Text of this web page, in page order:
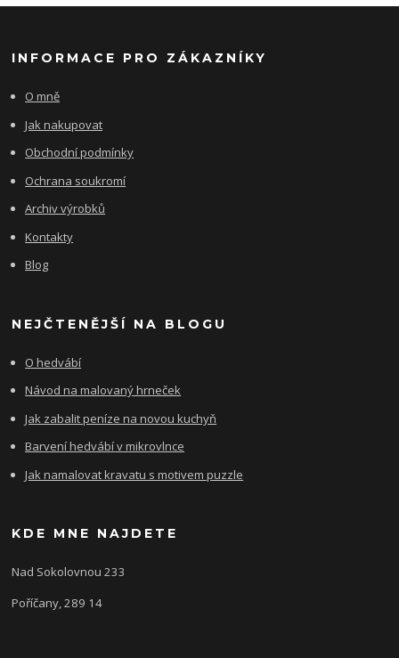
INFORMACE PRO ZÁKAZNÍKY
O mně
Jak nakupovat
Obchodní podmínky
Ochrana soukromí
Archiv výrobků
Kontakty
Blog
NEJČTENĚJŠÍ NA BLOGU
O hedvábí
Návod na malovaný hrneček
Jak zabalit peníze na novou kuchyň
Barvení hedvábí v mikrovlnce
Jak namalovat kravatu s motivem puzzle
KDE MNE NAJDETE
Nad Sokolovnou 233
Poříčany, 289 14